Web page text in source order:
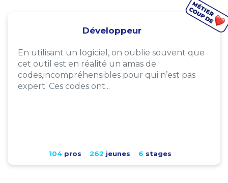
Développeur
En utilisant un logiciel, on oublie souvent que
cet outil est en réalité un amas de
codes,incompréhensibles pour qui n’est pas
expert. Ces codes ont...
104pros 262 jeunes 6 stages